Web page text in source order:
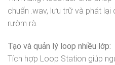
chuẩn .wav, lưu trữ và phát
rườm rà.
Tạo và quản lý loop nhiều lớp:
Tích hợp Loop Station giúp